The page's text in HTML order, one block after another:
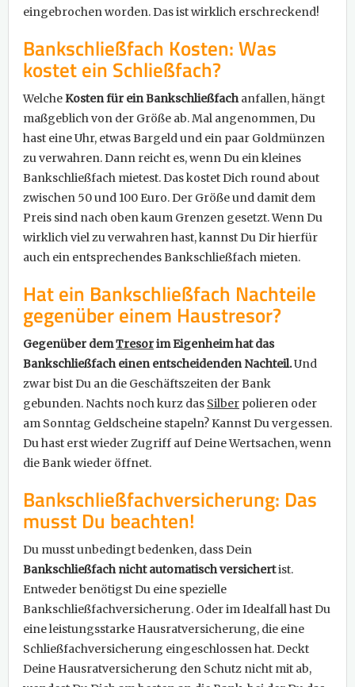
eingebrochen worden. Das ist wirklich erschreckend!
Bankschließfach Kosten: Was
kostet ein Schließfach?
WelcheKosten für ein Bankschließfachanfallen, hängt
maßgeblich von der Größe ab. Mal angenommen, Du
hast eine Uhr, etwas Bargeld und ein paar Goldmünzen
zu verwahren. Dann reicht es, wenn Du ein kleines
Bankschließfach mietest. Das kostet Dich round about
zwischen 50 und 100 Euro. Der Größe und damit dem
Preis sind nach oben kaum Grenzen gesetzt. Wenn Du
wirklich viel zu verwahren hast, kannst Du Dir hierfür
auch ein entsprechendes Bankschließfach mieten.
Hat ein Bankschließfach Nachteile
gegenüber einem Haustresor?
Gegenüber demTresorim Eigenheim hat das
Bankschließfach einen entscheidenden Nachteil.Und
zwar bist Du an die Geschäftszeiten der Bank
gebunden. Nachts noch kurz das Silber polieren oder
am Sonntag Geldscheine stapeln? Kannst Du vergessen.
Du hast erst wieder Zugriff auf Deine Wertsachen, wenn
die Bank wieder öffnet.
Bankschließfachversicherung: Das
musst Du beachten!
Du musst unbedingt bedenken, dass Dein
Bankschließfach nicht automatisch versichertist.
Entweder benötigst Du eine spezielle
Bankschließfachversicherung. Oder im Idealfall hast Du
eine leistungsstarke Hausratversicherung, die eine
Schließfachversicherung eingeschlossen hat. Deckt
Deine Hausratversicherung den Schutz nicht mit ab,